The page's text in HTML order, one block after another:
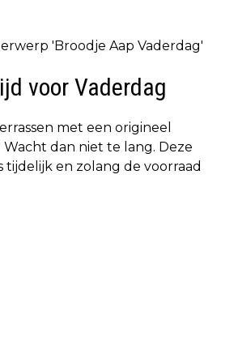
'Broodje Aap Vaderdag'
voor Vaderdag
met een origineel
Wacht dan niet te lang. Deze
tijdelijk en zolang de voorraad